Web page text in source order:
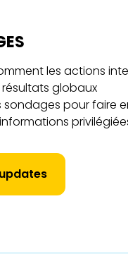
les actions
globaux
sondages pour faire